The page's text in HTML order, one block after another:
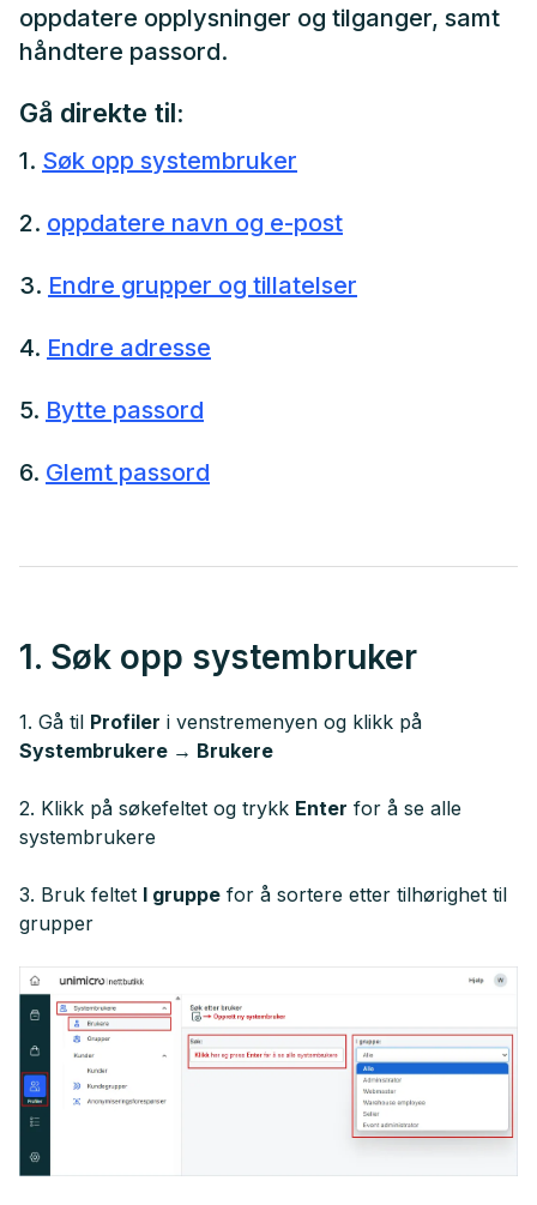
oppdatere opplysninger og tilganger, samt
håndtere passord.
Gå direkte til:
1. Søk opp systembruker
2. oppdatere navn og e-post
3. Endre grupper og tillatelser
4. Endre adresse
5. Bytte passord
6. Glemt passord
1. Søk opp systembruker
1. Gå til Profiler i venstremenyen og klikk på
Systembrukere → Brukere
2. Klikk på søkefeltet og trykk Enter for å se alle
systembrukere
3. Bruk feltet I gruppe for å sortere etter tilhørighet til
grupper